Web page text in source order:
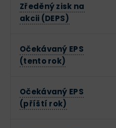
Zředěný zisk na
akcii (DEPS)
Očekávaný EPS
(tento rok)
Očekávaný EPS
(příští rok)